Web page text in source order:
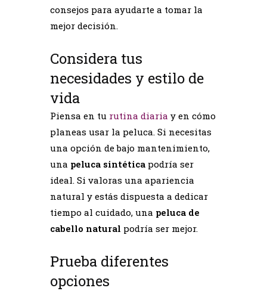
consejos para ayudarte a tomar la
mejor decisión.
Considera tus
necesidades y estilo de
vida
Piensa en tu rutina diaria y en cómo
planeas usar la peluca. Si necesitas
una opción de bajo mantenimiento,
una peluca sintética podría ser
ideal. Si valoras una apariencia
natural y estás dispuesta a dedicar
tiempo al cuidado, una peluca de
cabello natural podría ser mejor.
Prueba diferentes
opciones